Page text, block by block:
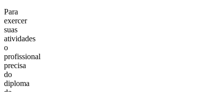
Para
exercer
suas
atividades
o
profissional
precisa
do
diploma